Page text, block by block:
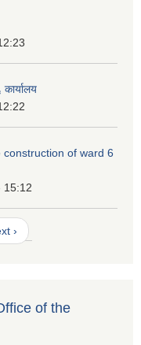
of ward 6
15:12
›
of the